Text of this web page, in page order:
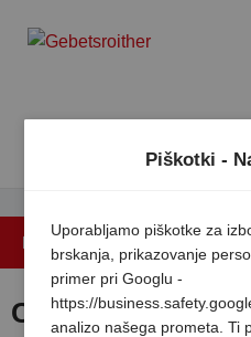
Nazaj na pregled
Camping Resort
Piškotki -
Uporabljamo piškotke za
brskanja, prikazovanje
primer pri Googlu -
https://
analizo našega prometa. Ti